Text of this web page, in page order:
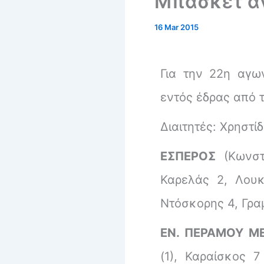
16 Mar 2015
Για την 22η
εντός έδρας από
Διαιτητές:
ΕΣΠΕΡΟΣ
Καρελάς 2,
Ντόσκορης 4,
ΕΝ. ΠΕΡΑΜΟΥ
(1), Καραίσκος